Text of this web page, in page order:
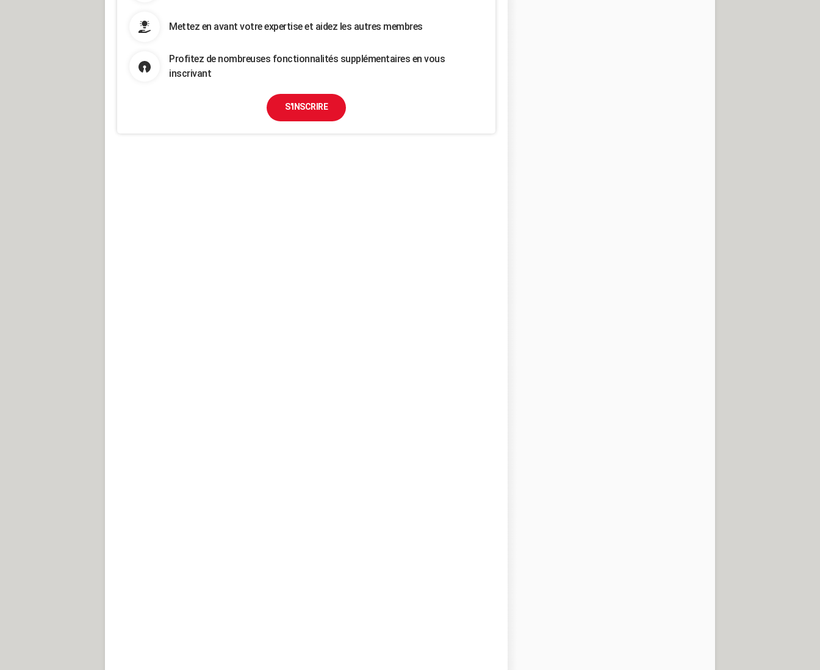
Mettez en avant votre expertise et aidez les autres membres
Profitez de nombreuses fonctionnalités supplémentaires en vous
inscrivant
S'INSCRIRE